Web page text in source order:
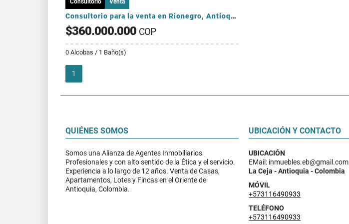
Consultorio Venta
Consultorio para la venta en Rionegro, Antioquia
$360.000.000 COP
0 Alcobas / 1 Baño(s)
1
QUIÉNES SOMOS
Somos una Alianza de Agentes Inmobiliarios
Profesionales y con alto sentido de la Ética y el servicio.
Experiencia a lo largo de 12 años. Venta de Casas,
Apartamentos, Lotes y Fincas en el Oriente de
Antioquia, Colombia.
UBICACIÓN Y CONTACTO
UBICACIÓN
EMail: inmuebles.eb@gmail.com
La Ceja - Antioquia - Colombia
MÓVIL
+573116490933
TELÉFONO
+573116490933